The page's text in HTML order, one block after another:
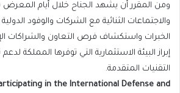
ومن المقرر أن يشهد الجناح خلال أيام
والاجتماعات الثنائية مع الشركات والوفود
الخبرات واستكشاف فرص التعاون والشراكات
إبراز البيئة الاستثمارية التي توفرها المملكة
التقنيات المتقدمة.
in the International Defense and